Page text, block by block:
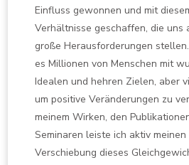
Einfluss gewonnen und mit
Verhältnisse geschaffen, die uns
große Herausforderungen
es Millionen von Menschen mit
Idealen und hehren Zielen, aber
um positive Veränderungen zu
meinem Wirken, den
Seminaren leiste ich aktiv meinen
Verschiebung dieses